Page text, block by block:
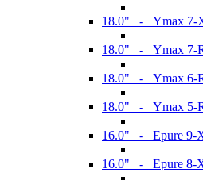
18.0" - Ymax 7-
18.0" - Ymax 7-
18.0" - Ymax 6-
18.0" - Ymax 5-
16.0" - Epure 9-
16.0" - Epure 8-